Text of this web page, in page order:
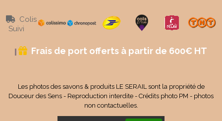

Colis
Suivi
 Frais de port offerts à partir de 600€ HT
Les photos des savons & produits LE SERAIL sont la propriété de
Douceur des Sens - Reproduction interdite - Crédits photo PM - photos
non contactuelles.